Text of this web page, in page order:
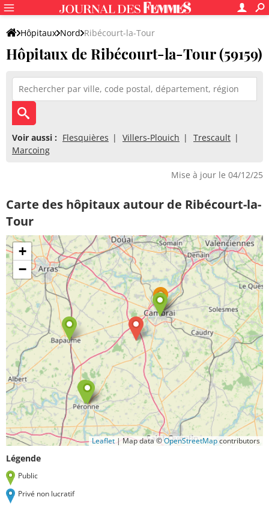
Hôpitaux Nord Ribécourt-la-Tour
Hôpitaux de Ribécourt-la-Tour (59159)
Voir aussi : Flesquières Villers-Plouich
Trescault
Marcoing
Mise à jour le 04/12/25
Carte des hôpitaux autour de Ribécourt-la-
Tour
+
−
Leaflet| Map data ©OpenStreetMapcontributors
Légende
Public
Privé non lucratif